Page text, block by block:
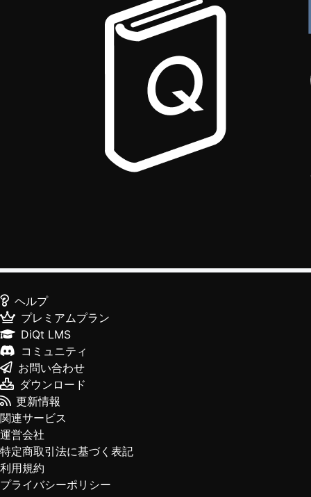
ヘルプ
プレミアムプラン
DiQt LMS
コミュニティ
お問い合わせ
ダウンロード
更新情報
関連サービス
運営会社
特定商取引法に基づく表記
利用規約
プライバシーポリシー